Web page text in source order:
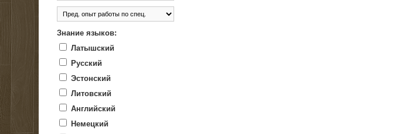
Знание языков:
Латышский
Русский
Эстонский
Литовский
Английский
Немецкий